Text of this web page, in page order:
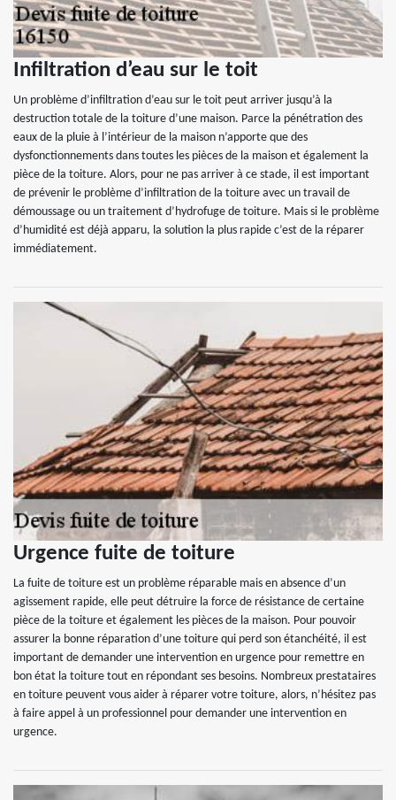
Infiltration d’eau sur le toit
Un problème d’infiltration d’eau sur le toit peut arriver jusqu’à la
destruction totale de la toiture d’une maison. Parce la pénétration des
eaux de la pluie à l’intérieur de la maison n’apporte que des
dysfonctionnements dans toutes les pièces de la maison et également la
pièce de la toiture. Alors, pour ne pas arriver à ce stade, il est important
de prévenir le problème d’infiltration de la toiture avec un travail de
démoussage ou un traitement d’hydrofuge de toiture. Mais si le problème
d’humidité est déjà apparu, la solution la plus rapide c’est de la réparer
immédiatement.
Urgence fuite de toiture
La fuite de toiture est un problème réparable mais en absence d’un
agissement rapide, elle peut détruire la force de résistance de certaine
pièce de la toiture et également les pièces de la maison. Pour pouvoir
assurer la bonne réparation d’une toiture qui perd son étanchéité, il est
important de demander une intervention en urgence pour remettre en
bon état la toiture tout en répondant ses besoins. Nombreux prestataires
en toiture peuvent vous aider à réparer votre toiture, alors, n’hésitez pas
à faire appel à un professionnel pour demander une intervention en
urgence.